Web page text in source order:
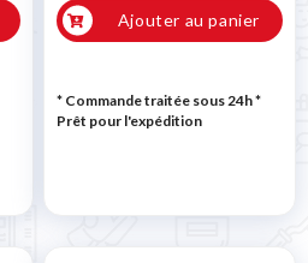
Ajouter au panier
* Commande traitée sous 24h*
Prêt pour l'expédition